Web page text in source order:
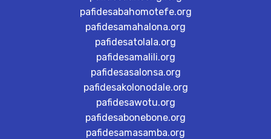
pafidesabahomotefe.org
pafidesamahalona.org
pafidesatolala.org
pafidesamalili.org
pafidesasalonsa.org
pafidesakolonodale.org
pafidesawotu.org
pafidesabonebone.org
pafidesamasamba.org